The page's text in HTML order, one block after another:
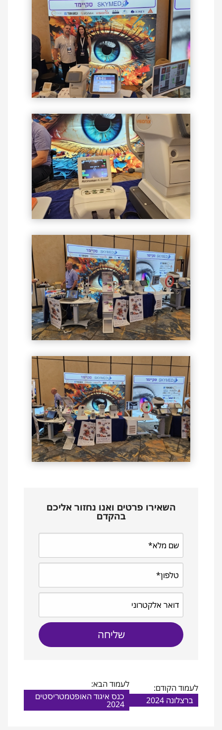
השאירו פרטים ואנו נחזור אליכם
בהקדם
לעמוד הקודם:
ברצלונה 2024
לעמוד הבא:
כנס איגוד האופטמטריסטים
2024